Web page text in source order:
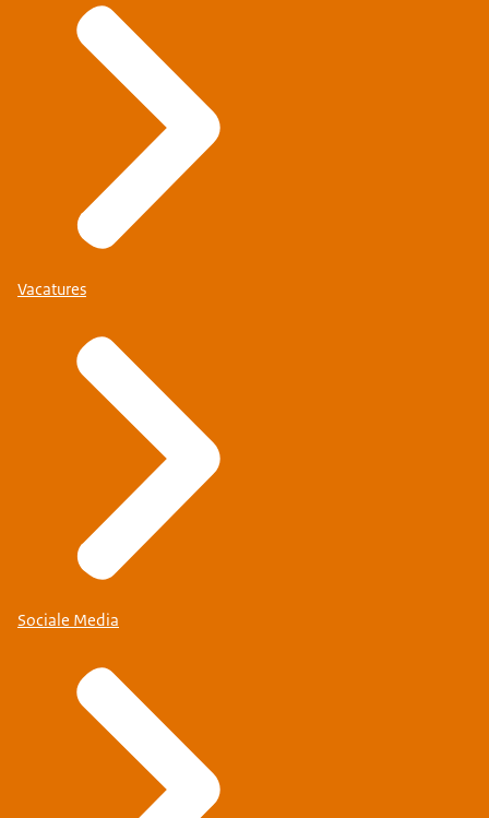
Vacatures
Sociale Media